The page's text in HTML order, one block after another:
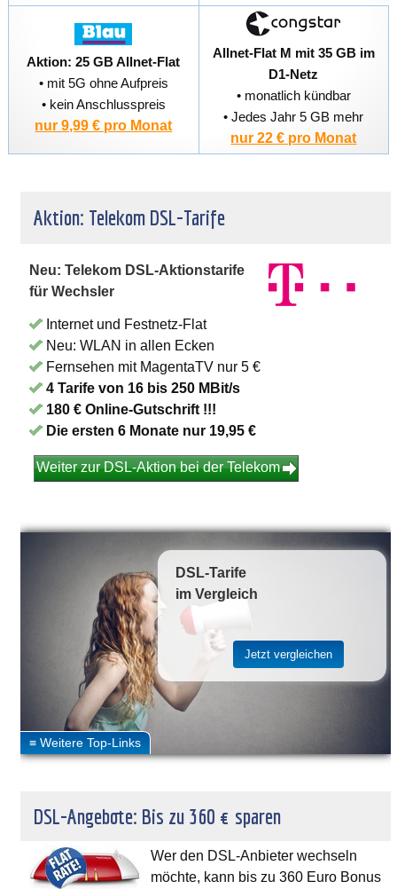
Aktion: 25 GB Allnet-Flat
• mit 5G ohne Aufpreis
• kein Anschlusspreis
nur 9,99 € pro Monat
Allnet-Flat M mit 35 GB im
D1-Netz
• monatlich kündbar
• Jedes Jahr 5 GB mehr
nur 22 € pro Monat
Aktion: Telekom DSL-Tarife
Neu: Telekom DSL-Aktionstarife
für Wechsler
Internet und Festnetz-Flat
Neu: WLAN in allen Ecken
Fernsehen mit MagentaTV nur 5 €
4 Tarife von 16 bis 250 MBit/s
180 € Online-Gutschrift !!!
Die ersten 6 Monate nur 19,95 €
Weiter zur DSL-Aktion bei der Telekom
DSL-Tarife
im Vergleich
DSL-Angebote: Bis zu 360 € sparen
Wer den DSL-Anbieter wechseln
möchte, kann bis zu 360 Euro Bonus